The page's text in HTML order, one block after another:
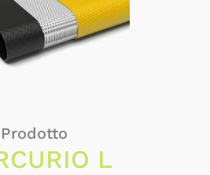
Prodotto
L